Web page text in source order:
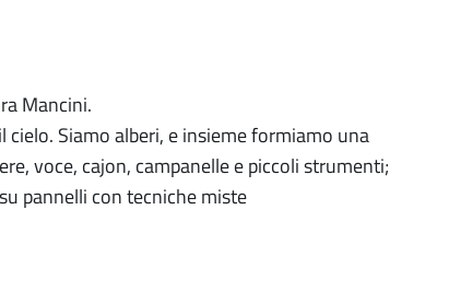
Mancini.
Siamo alberi, e insieme formiamo una
voce, cajon, campanelle e piccoli strumenti;
pannelli con tecniche miste